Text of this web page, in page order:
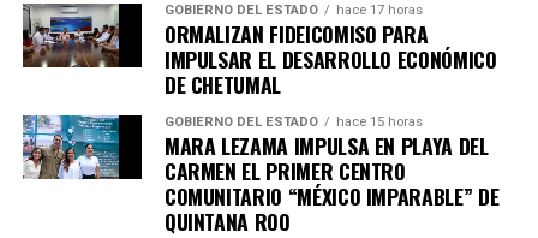
GOBIERNO DEL ESTADO hace 17 horas
ORMALIZAN FIDEICOMISO PARA
IMPULSAR EL DESARROLLO ECONÓMICO
DE CHETUMAL
GOBIERNO DEL ESTADO hace 15 horas
MARA LEZAMA IMPULSA EN PLAYA DEL
CARMEN EL PRIMER CENTRO
COMUNITARIO “MÉXICO IMPARABLE” DE
QUINTANA ROO